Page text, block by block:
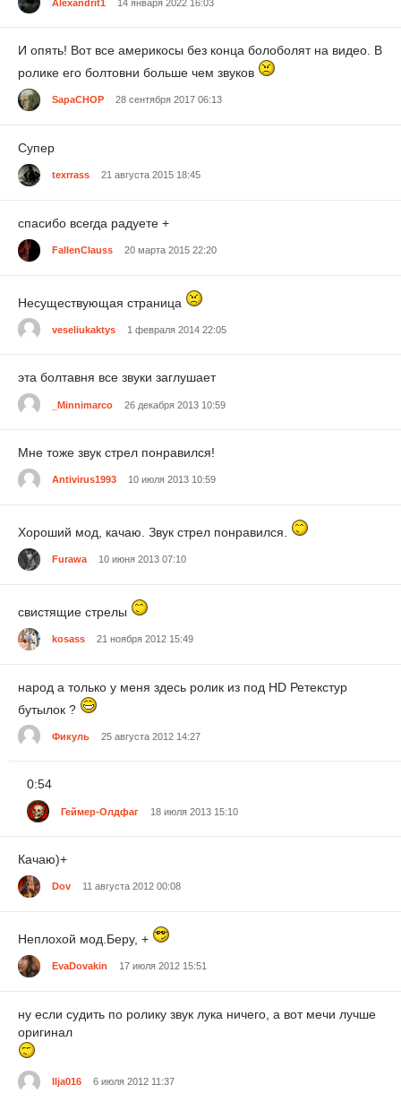
Alexandrit1 14 января 2022 16:03
И опять! Вот все америкосы без конца болоболят на видео. В
ролике его болтовни больше чем звуков
SapaCHOP 28 сентября 2017 06:13
Супер
texrrass 21 августа 2015 18:45
спасибо всегда радуете +
FallenClauss 20 марта 2015 22:20
Несуществующая страница
veseliukaktys 1 февраля 2014 22:05
эта болтавня все звуки заглушает
_Minnimarco 26 декабря 2013 10:59
Мне тоже звук стрел понравился!
Antivirus1993 10 июля 2013 10:59
Хороший мод, качаю. Звук стрел понравился.
Furawa 10 июня 2013 07:10
свистящие стрелы
kosass 21 ноября 2012 15:49
народ а только у меня здесь ролик из под HD Ретекстур
бутылок ?
Фикуль 25 августа 2012 14:27
0:54
Геймер-Олдфаг 18 июля 2013 15:10
Качаю)+
Dov 11 августа 2012 00:08
Неплохой мод.Беру, +
EvaDovakin 17 июля 2012 15:51
ну если судить по ролику звук лука ничего, а вот мечи лучше
оригинал
Ilja016 6 июля 2012 11:37